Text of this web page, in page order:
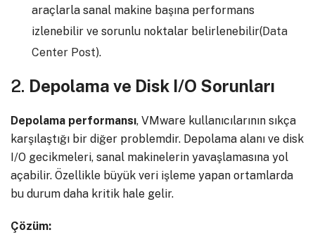
araçlarla sanal makine başına performans
izlenebilir ve sorunlu noktalar belirlenebilir​(Data
Center Post).
2. Depolama ve Disk I/O Sorunları
Depolama performansı, VMware kullanıcılarının sıkça
karşılaştığı bir diğer problemdir. Depolama alanı ve disk
I/O gecikmeleri, sanal makinelerin yavaşlamasına yol
açabilir. Özellikle büyük veri işleme yapan ortamlarda
bu durum daha kritik hale gelir.
Çözüm: